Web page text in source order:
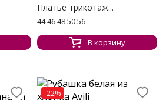
Платье трикотаж...
44 46 48 50 56
В корзину
-22%